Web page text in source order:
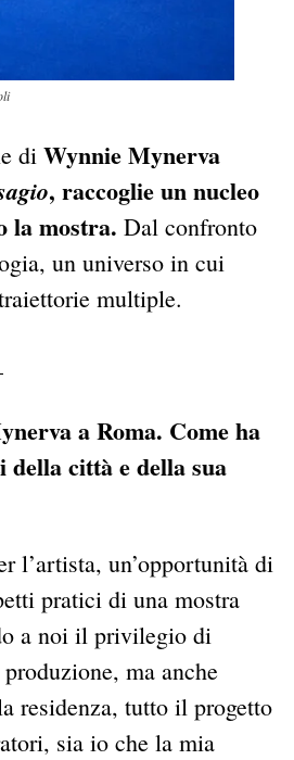
di Wynnie Mynerva
, raccoglie un nucleo
la mostra. Dal confronto
un universo in cui
multiple.
a Roma. Come ha
città e della sua
l’artista, un’opportunità di
pratici di una mostra
a noi il privilegio di
ma anche
residenza, tutto il progetto
sia io che la mia